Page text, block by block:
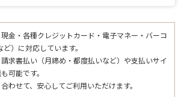
金・各種クレジットカード・電子マネー・バーコ
）に対応しています。
求書払い（月締め・都度払いなど）や支払いサイ
可能です。
わせて、安心してご利用いただけます。